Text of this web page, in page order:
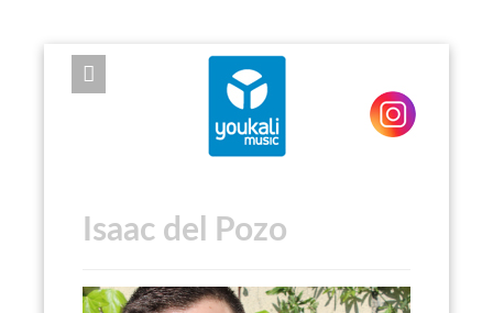
EXPOSE FRAMEWORK FOR JOOMLA 2.5 AND 3.0+
Isaac del Pozo